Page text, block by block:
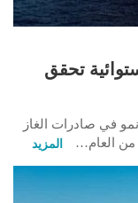
تحقق
في صادرات الغاز
من العام…
المزيد